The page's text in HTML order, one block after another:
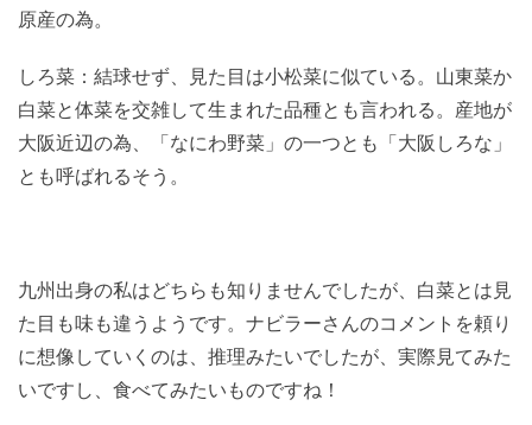
原産の為。
しろ菜：結球せず、見た目は小松菜に似ている。山東菜か
白菜と体菜を交雑して生まれた品種とも言われる。産地が
大阪近辺の為、「なにわ野菜」の一つとも「大阪しろな」
とも呼ばれるそう。
九州出身の私はどちらも知りませんでしたが、白菜とは見
た目も味も違うようです。ナビラーさんのコメントを頼り
に想像していくのは、推理みたいでしたが、実際見てみた
いですし、食べてみたいものですね！